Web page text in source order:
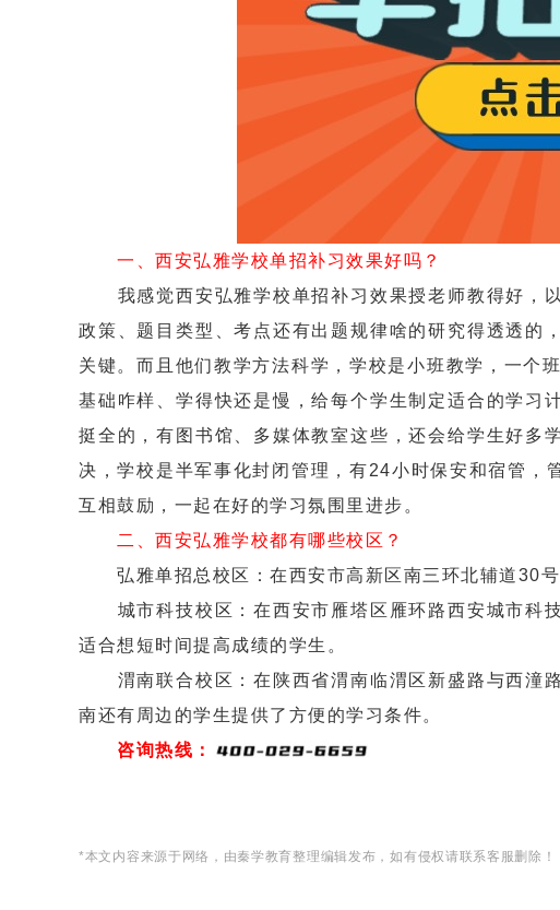
一、西安弘雅学校单招补习效果好吗？
我感觉西安弘雅学校单招补习效果授老师教得好，
政策、题目类型、考点还有出题规律啥的研究得透透的
关键。而且他们教学方法科学，学校是小班教学，一个
基础咋样、学得快还是慢，给每个学生制定适合的学习
挺全的，有图书馆、多媒体教室这些，还会给学生好多
决，学校是半军事化封闭管理，有24小时保安和宿管，
互相鼓励，一起在好的学习氛围里进步。
二、西安弘雅学校都有哪些校区？
弘雅单招总校区：在西安市高新区南三环北辅道30号
城市科技校区：在西安市雁塔区雁环路西安城市科技
适合想短时间提高成绩的学生。
渭南联合校区：在陕西省渭南临渭区新盛路与西潼
南还有周边的学生提供了方便的学习条件。
咨询热线：
*本文内容来源于网络，由秦学教育整理编辑发布，如有侵权请联系客服删除！